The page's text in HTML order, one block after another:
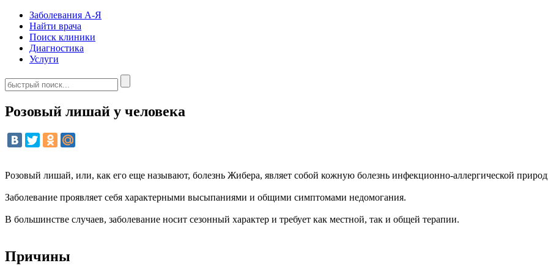
Заболевания А-Я
Найти врача
Поиск клиники
Диагностика
Услуги
Розовый лишай у человека
Розовый лишай, или, как его еще называют, болезнь Жибера, являет собой кожную болезнь инфекционно-аллергической
Заболевание проявляет себя характерными высыпаниями и общими симптомами недомогания.
В большинстве случаев, заболевание носит сезонный характер и требует как местной, так и общей терапии.
Причины